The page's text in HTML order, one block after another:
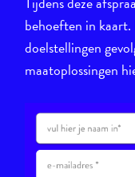
behoeften in
doelstellingen
maatoplossingen